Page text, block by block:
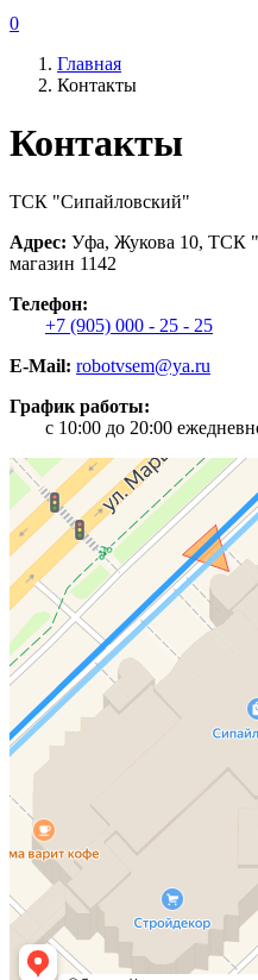
0
Главная
Контакты
Контакты
ТСК "Сипайловский"
Адрес: Уфа, Жукова 10, ТСК
магазин 1142
Телефон:
+7 (905) 000 - 25 - 25
E-Mail: robotvsem@ya.ru
График работы:
c 10:00 до 20:00